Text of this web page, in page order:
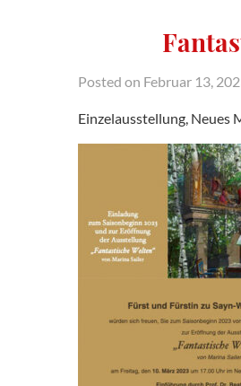
Posted on Februar 13,
Einzelausstellung, Neues